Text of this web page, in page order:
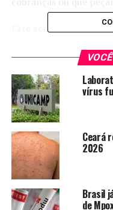
Crie senhas de
troque o PIN de
configurações e
queira uma senha
frequência.
Faça backup do seu
Crie o hábito de fazer
computador para caso
recuperar
automaticamente.
vírus
Ceará
2026
Brasil
de